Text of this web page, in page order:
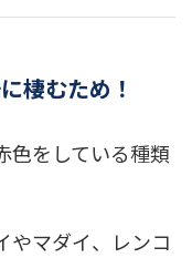
棲むため！
色をしている種類
やマダイ、レンコ